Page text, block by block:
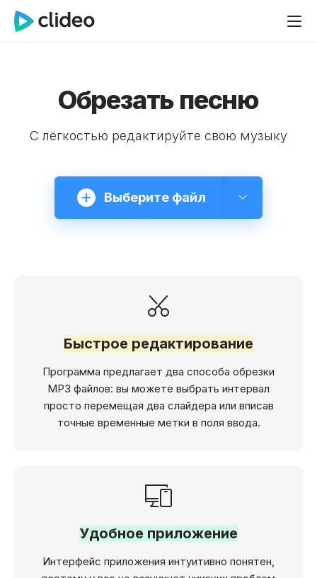
Обрезать песню
С лёгкостью редактируйте свою музыку
Выберите файл
Быстрое редактирование
Программа предлагает два способа обрезки
MP3 файлов: вы можете выбрать интервал
просто перемещая два слайдера или вписав
точные временные метки в поля ввода.
Удобное приложение
Интерфейс приложения интуитивно понятен,